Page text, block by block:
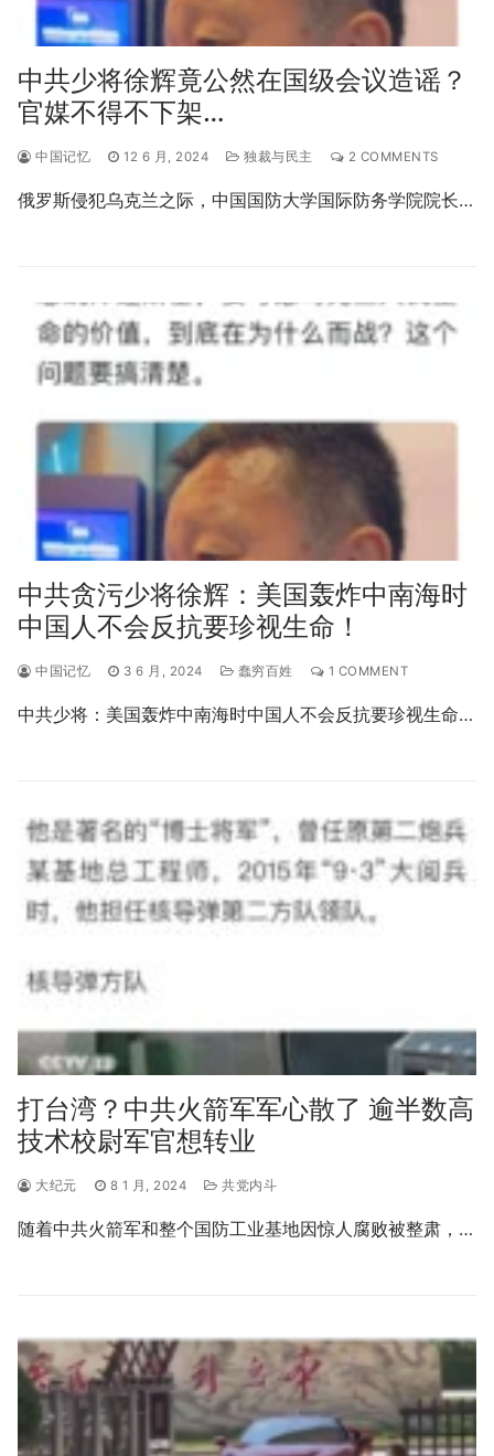
中共少将徐辉竟公然在国级会议造谣？
官媒不得不下架…
中国记忆 12 6 月, 2024 独裁与民主 2 COMMENTS
俄罗斯侵犯乌克兰之际，中国国防大学国际防务学院院长…
中共贪污少将徐辉：美国轰炸中南海时
中国人不会反抗要珍视生命！
中国记忆 3 6 月, 2024 蠢穷百姓 1 COMMENT
中共少将：美国轰炸中南海时中国人不会反抗要珍视生命…
打台湾？中共火箭军军心散了 逾半数高
技术校尉军官想转业
大纪元 8 1 月, 2024 共党内斗
随着中共火箭军和整个国防工业基地因惊人腐败被整肃，…